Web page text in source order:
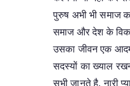
पुरुष अभी भी समाज
समाज और देश के
उसका जीवन एक
सदस्यों का ख्याल
सभी जानते है, नारी